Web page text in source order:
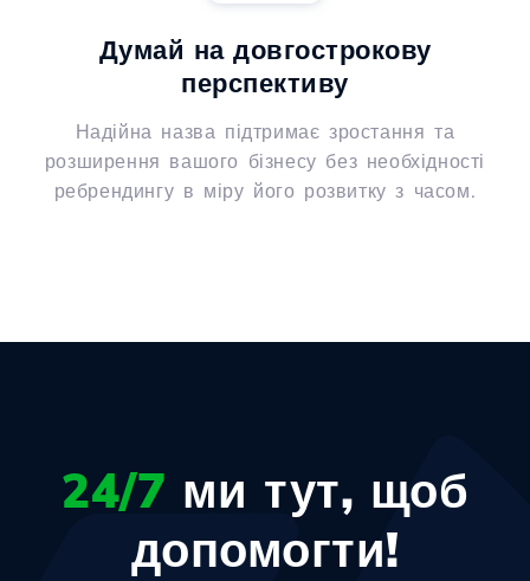
Думай на довгострокову
перспективу
Надійна назва підтримає зростання та
розширення вашого бізнесу без необхідності
ребрендингу в міру його розвитку з часом.
24/7 ми тут, щоб
допомогти!